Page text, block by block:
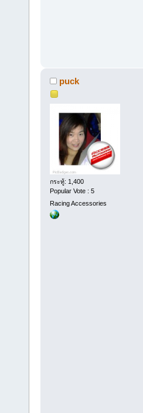
puck
กระทู้: 1,400
Popular Vote : 5
Racing Accessories